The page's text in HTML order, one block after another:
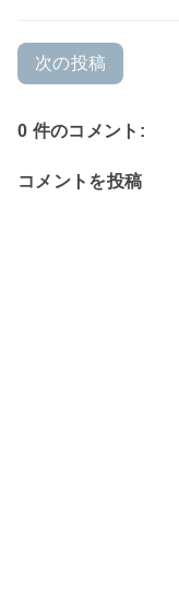
次の投稿
0 件のコメント:
コメントを投稿